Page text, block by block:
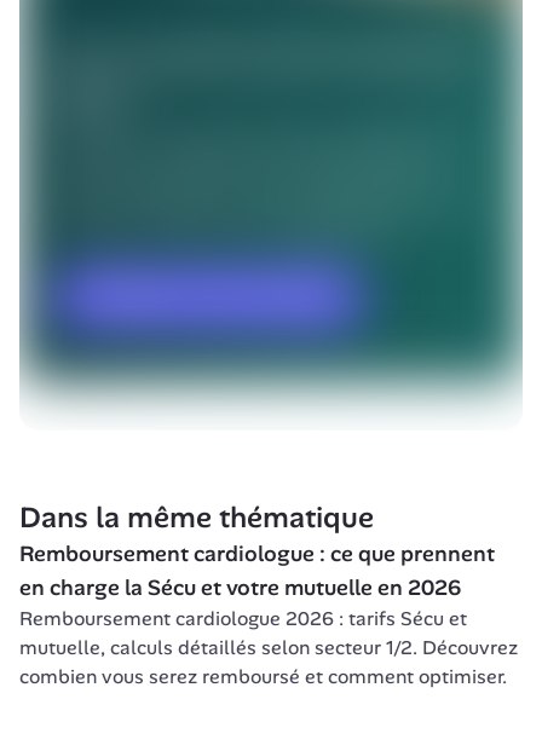
Dans la même thématique
Remboursement cardiologue : ce que prennent
en charge la Sécu et votre mutuelle en 2026
Remboursement cardiologue 2026 : tarifs Sécu et
mutuelle, calculs détaillés selon secteur 1/2. Découvrez
combien vous serez remboursé et comment optimiser.